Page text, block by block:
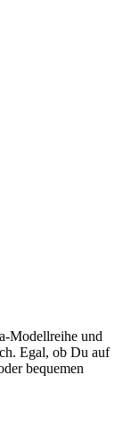
Modellreihe und
Egal, ob Du auf
bequemen